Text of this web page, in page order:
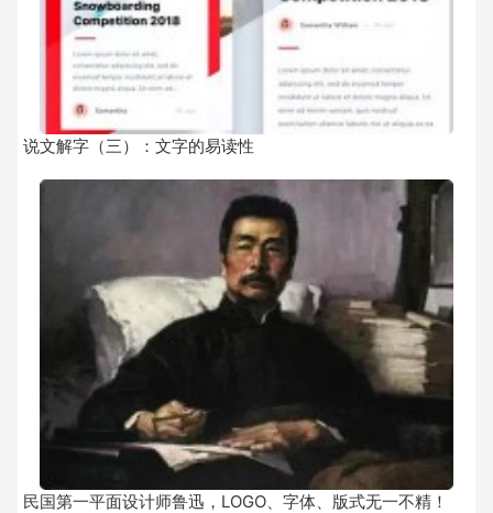
说文解字（三）：文字的易读性
民国第一平面设计师鲁迅，LOGO、字体、版式无一不精！